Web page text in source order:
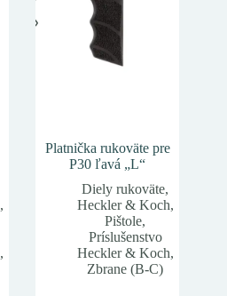
,
,
Platnička rukoväte pre
P30 ľavá „L“
Diely rukoväte,
Heckler & Koch,
Pištole,
Príslušenstvo
Heckler & Koch,
Zbrane (B-C)